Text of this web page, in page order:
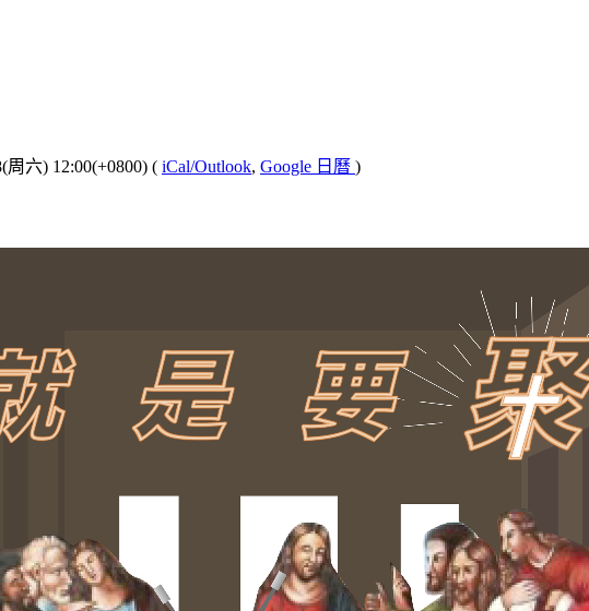
周六) 12:00(+0800) ( iCal/Outlook, Google 日曆 )